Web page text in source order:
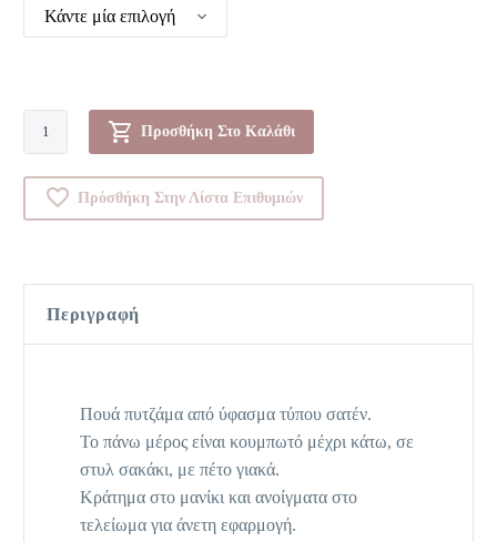
Κάντε μία επιλογή
Πυτζάμα-00222580
ποσότητα
Προσθήκη Στο Καλάθι
Πρόσθήκη Στην Λίστα Επιθυμιών
Περιγραφή
Πουά πυτζάμα από ύφασμα τύπου σατέν.
Το πάνω μέρος είναι κουμπωτό μέχρι κάτω, σε
στυλ σακάκι, με πέτο γιακά.
Κράτημα στο μανίκι και ανοίγματα στο
τελείωμα για άνετη εφαρμογή.